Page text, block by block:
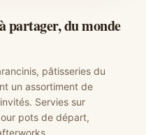
partager, du monde
pâtisseries du
un assortiment de
Servies sur
pots de départ,